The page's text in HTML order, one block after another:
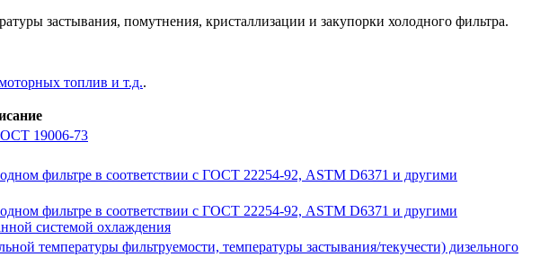
застывания, помутнения, кристаллизации и закупорки холодного фильтра.
топлив и т.д..
19006-73
фильтре в соответствии с ГОСТ 22254-92, ASTM D6371 и другими
фильтре в соответствии с ГОСТ 22254-92, ASTM D6371 и другими
системой охлаждения
температуры фильтруемости, температуры застывания/текучести) дизельного